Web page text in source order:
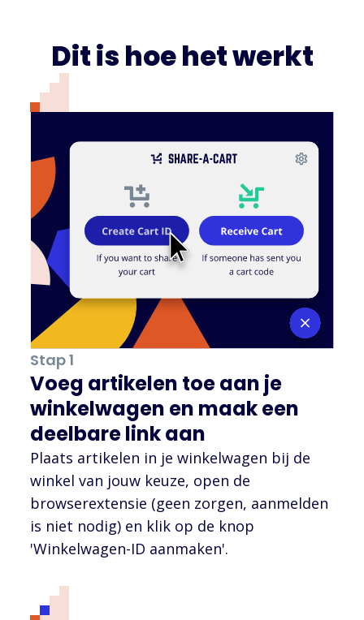
Dit is hoe het werkt
Stap 1
Voeg artikelen toe aan je
winkelwagen en maak een
deelbare link aan
Plaats artikelen in je winkelwagen bij de
winkel van jouw keuze, open de
browserextensie (geen zorgen, aanmelden
is niet nodig) en klik op de knop
'Winkelwagen-ID aanmaken'.